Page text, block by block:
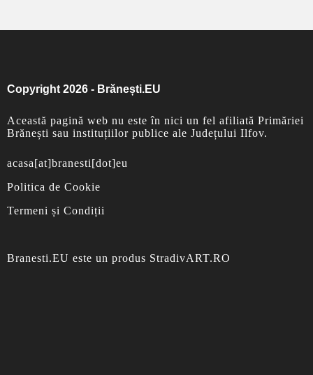
Copyright 2026 - Brănești.EU
Această pagină web nu este în nici un fel afiliată Primăriei
Brănești sau instituțiilor publice ale Județului Ilfov.
acasa[at]branesti[dot]eu
Politica de Cookie
Termeni și Condiții
Branesti.EU este un produs StradivART.RO